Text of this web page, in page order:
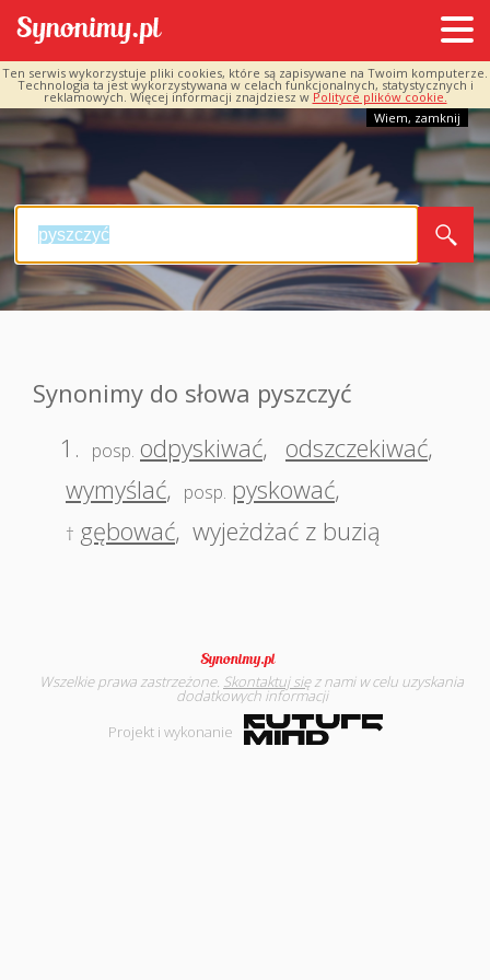
Ten serwis wykorzystuje pliki cookies, które są zapisywane na Twoim komputerze.
Technologia ta jest wykorzystywana w celach funkcjonalnych, statystycznych i
reklamowych. Więcej informacji znajdziesz w Polityce plików cookie.
Wiem, zamknij
Synonimy do słowa pyszczyć
1.
posp. odpyskiwać, odszczekiwać,
wymyślać, posp. pyskować,
† gębować, wyjeżdżać z buzią
Wszelkie prawa zastrzeżone. Skontaktuj sięz nami w celu uzyskania
dodatkowych informacji
Projekt i wykonanie